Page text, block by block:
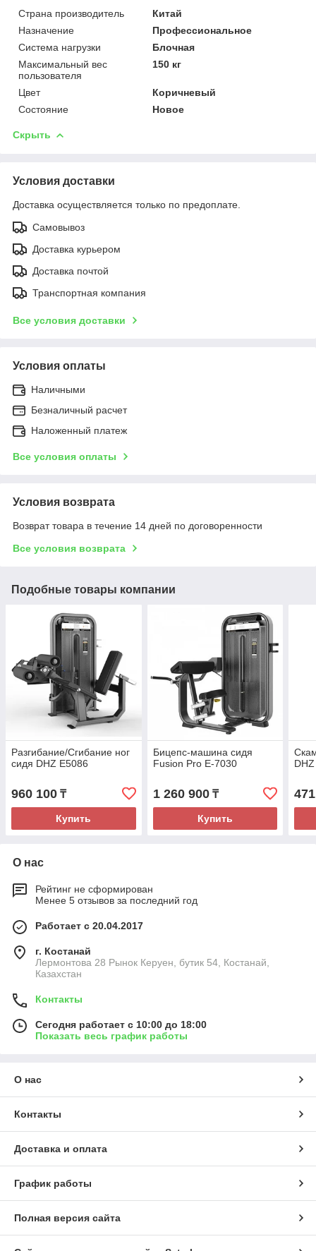
Страна производитель
Китай
Назначение
Профессиональное
Система нагрузки
Блочная
Максимальный вес
пользователя
150 кг
Цвет
Коричневый
Состояние
Новое
Скрыть
Условия доставки
Доставка осуществляется только по предоплате.
Самовывоз
Доставка курьером
Доставка почтой
Транспортная компания
Все условия доставки
Условия оплаты
Наличными
Безналичный расчет
Наложенный платеж
Все условия оплаты
Условия возврата
Возврат товара в течение 14 дней по договоренности
Все условия возврата
Подобные товары компании
Разгибание/Сгибание ног
сидя DHZ E5086
960 100 ₸
Купить
Бицепс-машина сидя
Fusion Pro E-7030
1 260 900₸
Купить
О нас
Рейтинг не сформирован
Менее 5 отзывов за последний год
Работает с 20.04.2017
г. Костанай
Лермонтова 28 Рынок Керуен, бутик 54, Костанай,
Казахстан
Контакты
Сегодня работает с 10:00 до 18:00
Показать весь график работы
О нас
Контакты
Доставка и оплата
График работы
Полная версия сайта